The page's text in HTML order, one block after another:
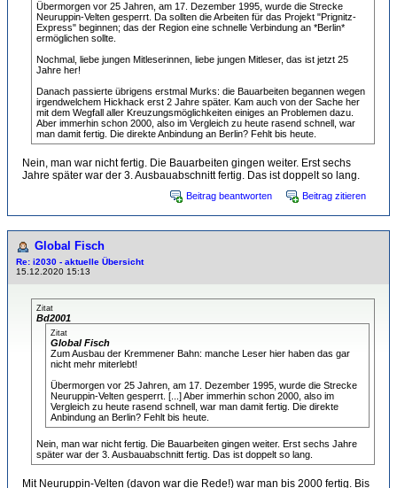
Übermorgen vor 25 Jahren, am 17. Dezember 1995, wurde die Strecke
Neuruppin-Velten gesperrt. Da sollten die Arbeiten für das Projekt "Prignitz-
Express" beginnen; das der Region eine schnelle Verbindung an *Berlin*
ermöglichen sollte.
Nochmal, liebe jungen Mitleserinnen, liebe jungen Mitleser, das ist jetzt 25
Jahre her!
Danach passierte übrigens erstmal Murks: die Bauarbeiten begannen wegen
irgendwelchem Hickhack erst 2 Jahre später. Kam auch von der Sache her
mit dem Wegfall aller Kreuzungsmöglichkeiten einiges an Problemen dazu.
Aber immerhin schon 2000, also im Vergleich zu heute rasend schnell, war
man damit fertig. Die direkte Anbindung an Berlin? Fehlt bis heute.
Nein, man war nicht fertig. Die Bauarbeiten gingen weiter. Erst sechs
Jahre später war der 3. Ausbauabschnitt fertig. Das ist doppelt so lang.
Beitrag beantworten Beitrag zitieren
Global Fisch
Re: i2030 - aktuelle Übersicht
15.12.2020 15:13
Zitat
Bd2001
Zitat
Global Fisch
Zum Ausbau der Kremmener Bahn: manche Leser hier haben das gar
nicht mehr miterlebt!
Übermorgen vor 25 Jahren, am 17. Dezember 1995, wurde die Strecke
Neuruppin-Velten gesperrt. [...] Aber immerhin schon 2000, also im
Vergleich zu heute rasend schnell, war man damit fertig. Die direkte
Anbindung an Berlin? Fehlt bis heute.
Nein, man war nicht fertig. Die Bauarbeiten gingen weiter. Erst sechs Jahre
später war der 3. Ausbauabschnitt fertig. Das ist doppelt so lang.
Mit Neuruppin-Velten (davon war die Rede!) war man bis 2000 fertig. Bis